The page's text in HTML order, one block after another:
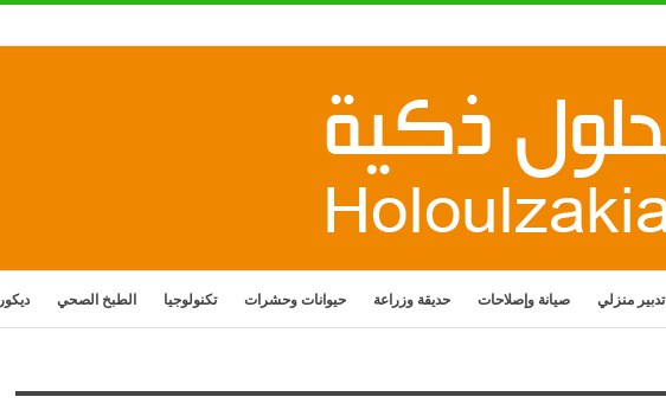
تدبير منزلي صيانة وإصلاحات حديقة وزراعة حيوانات وحشرات تكنولوجيا الطبخ الصحي ديكور